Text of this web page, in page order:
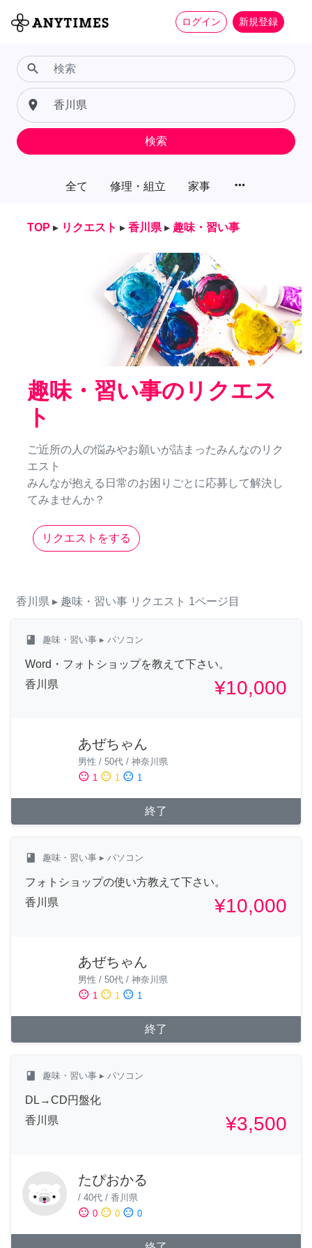
ログイン 新規登録
全て 修理・組立 家事 more_horiz
search
place
検索
TOP ▸ リクエスト ▸ 香川県 ▸ 趣味・習い事
趣味・習い事のリクエス
ト
ご近所の人の悩みやお願いが詰まったみんなのリク
エスト
みんなが抱える日常のお困りごとに応募して解決し
てみませんか？
リクエストをする
香川県 ▸ 趣味・習い事 リクエスト 1ページ目
class 趣味・習い事 ▸ パソコン
Word・フォトショップを教えて下さい。
香川県
¥10,000
あぜちゃん
男性 / 50代 / 神奈川県
sentiment_satisfied 1 sentiment_neutral 1 sentiment_dissatisfied 1
終了
class 趣味・習い事 ▸ パソコン
フォトショップの使い方教えて下さい。
香川県
¥10,000
あぜちゃん
男性 / 50代 / 神奈川県
sentiment_satisfied 1 sentiment_neutral 1 sentiment_dissatisfied 1
終了
class 趣味・習い事 ▸ パソコン
DL→CD円盤化
香川県
¥3,500
たぴおかる
/ 40代 / 香川県
sentiment_satisfied 0 sentiment_neutral 0 sentiment_dissatisfied 0